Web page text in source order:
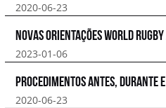
2020-06-23
Novas Orientações World
2023-01-06
Procedimentos antes, durante
2020-06-23